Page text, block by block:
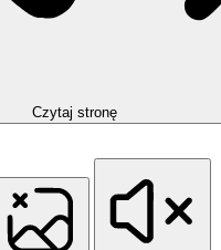
Czytaj stronę